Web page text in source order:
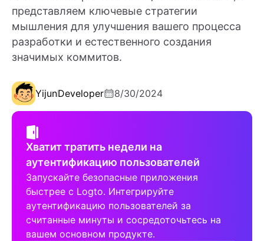
представляем ключевые стратегии
мышления для улучшения вашего процесса
разработки и естественного создания
значимых коммитов.
YijunDeveloper 8/30/2024
Хватит тратить недели на
аутентификацию пользователей
Запускайте безопасные приложения
быстрее с Logto. Интегрируйте
аутентификацию пользователей за
считанные минуты и сосредоточьтесь на
вашем основном продукте.